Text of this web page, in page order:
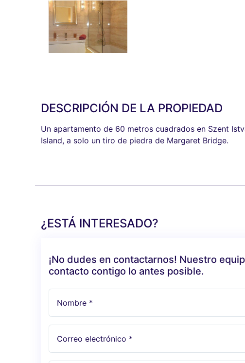
DESCRIPCIÓN DE LA PROPIEDAD
Un apartamento de 60 metros cuadrados en Szent
Island, a solo un tiro de piedra de Margaret Bridge.
¿ESTÁ INTERESADO?
¡No dudes en contactarnos! Nuestro
contacto contigo lo antes posible.
Nombre *
Correo electrónico *